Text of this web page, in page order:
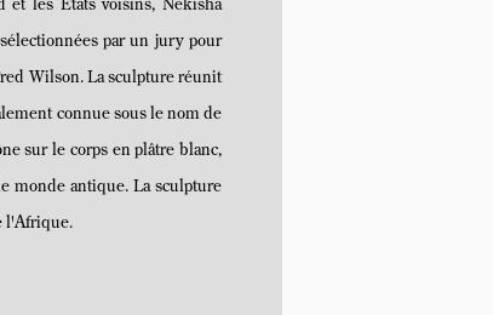
et les États voisins, Nekisha
par un jury pour
Wilson. La sculpture réunit
connue sous le nom de
sur le corps en plâtre blanc,
monde antique. La sculpture
l'Afrique.